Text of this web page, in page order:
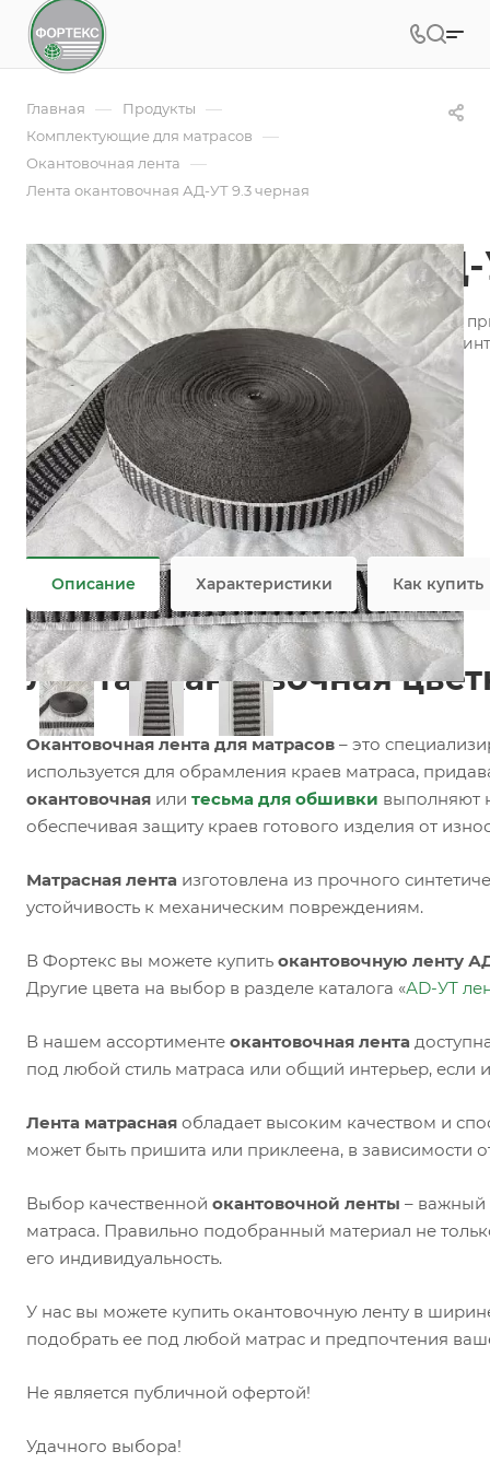
Главная — Продукты —
Комплектующие для матрасов —
Окантовочная лента —
Лента окантовочная АД-УТ 9.3 черная
Лента окантовочная
Лента окантовочная - это необходимая составляющая
производства, пошива аксессуаров для оформления
Подробности
Заказать
Задать вопрос
Возможны дополнительные опции
Не является публичной офертой
Описание Характеристики Как купить
Лента окантовочная
Окантовочная лента для матрасов – это
используется для обрамления краев матраса,
окантовочная или тесьма для обшивки выполняют
обеспечивая защиту краев готового изделия от
Матрасная лента изготовлена из прочного
устойчивость к механическим повреждениям.
В Фортекс вы можете купить окантовочную ленту
Другие цвета на выбор в разделе каталога «АD-УТ
В нашем ассортименте окантовочная лента
под любой стиль матраса или общий интерьер, если
Лента матрасная обладает высоким качеством и
может быть пришита или приклеена, в зависимости
Выбор качественной окантовочной ленты – важный
матраса. Правильно подобранный материал не
его индивидуальность.
У нас вы можете купить окантовочную ленту в
подобрать ее под любой матрас и предпочтения
Не является публичной офертой!
Удачного выбора!